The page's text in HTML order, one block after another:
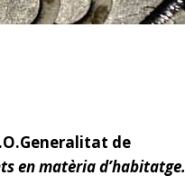
de
en matèria d’habitatge.